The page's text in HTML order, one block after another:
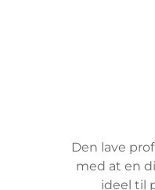
Den lave
med at en
ideel til